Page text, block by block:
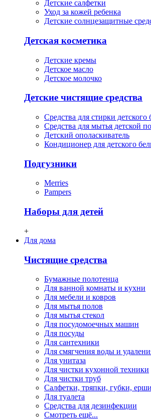
Детские салфетки
Уход за кожей ребенка
Детские солнцезащитные
Детская косметика
Детские кремы
Детское масло
Детское молочко
Детские чистящие средства
Средства для стирки детского
Средства для мытья детской
Детский ополаскиватель
Кондиционер для детского
Подгузники
Merries
Pampers
Наборы для детей
+
Для дома
Чистящие средства
Бумажные полотенца
Для ванной комнаты и кухни
Для мебели и ковров
Для мытья полов
Для мытья стекол
Для посудомоечных машин
Для посуды
Для сантехники
Для смягчения воды и
Для унитаза
Для чистки кухонной техники
Для чистки труб
Салфетки, тряпки, губки,
Для туалета
Средства для дезинфекции
Смотреть ещё...